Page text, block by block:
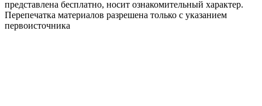
представлена бесплатно, носит ознакомительный характер.
Перепечатка материалов разрешена только с указанием
первоисточника